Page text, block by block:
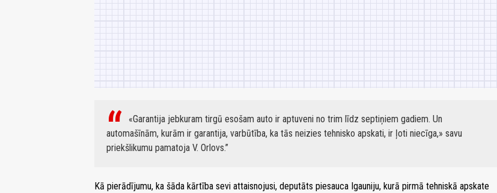
«Garantija jebkuram tirgū esošam auto ir aptuveni no trim līdz septiņiem gadiem. Un
automašīnām, kurām ir garantija, varbūtība, ka tās neizies tehnisko apskati, ir ļoti niecīga,» savu
priekšlikumu pamatoja V. Orlovs.
Kā pierādījumu, ka šāda kārtība sevi attaisnojusi, deputāts piesauca Igauniju, kurā pirmā tehniskā apskate